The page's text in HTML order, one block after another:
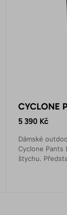
CYCLONE
5 390 Kč
Dámské
Cyclone Pants
štychu.